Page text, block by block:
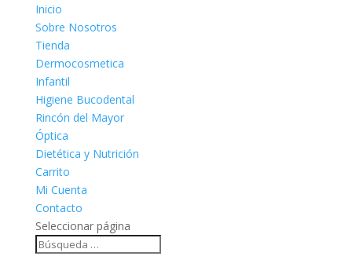
Inicio
Sobre Nosotros
Tienda
Dermocosmetica
Infantil
Higiene Bucodental
Rincón del Mayor
Óptica
Dietética y Nutrición
Carrito
Mi Cuenta
Contacto
Seleccionar página